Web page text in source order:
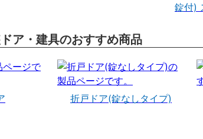
錠付)
ア・建具のおすすめ商品
折戸ドア(錠なしタイプ)